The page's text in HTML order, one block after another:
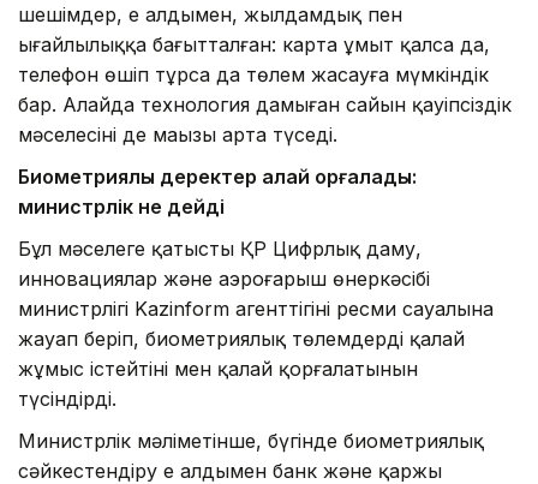
шешімдер, ең алдымен, жылдамдық пен
ыңғайлылыққа бағытталған: карта ұмыт қалса да,
телефон өшіп тұрса да төлем жасауға мүмкіндік
бар. Алайда технология дамыған сайын қауіпсіздік
мәселесінің де маңызы арта түседі.
Биометриялық деректер қалай қорғалады:
министрлік не дейді
Бұл мәселеге қатысты ҚР Цифрлық даму,
инновациялар және аэроғарыш өнеркәсібі
министрлігі Kazinform агенттігінің ресми сауалына
жауап беріп, биометриялық төлемдердің қалай
жұмыс істейтіні мен қалай қорғалатынын
түсіндірді.
Министрлік мәліметінше, бүгінде биометриялық
сәйкестендіру ең алдымен банк және қаржы